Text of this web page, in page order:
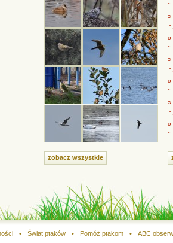
zobacz wszystkie
~
»
~
»
~
»
~
»
~
»
~
»
~
• Świat ptaków • Pomóż ptakom •
ABC